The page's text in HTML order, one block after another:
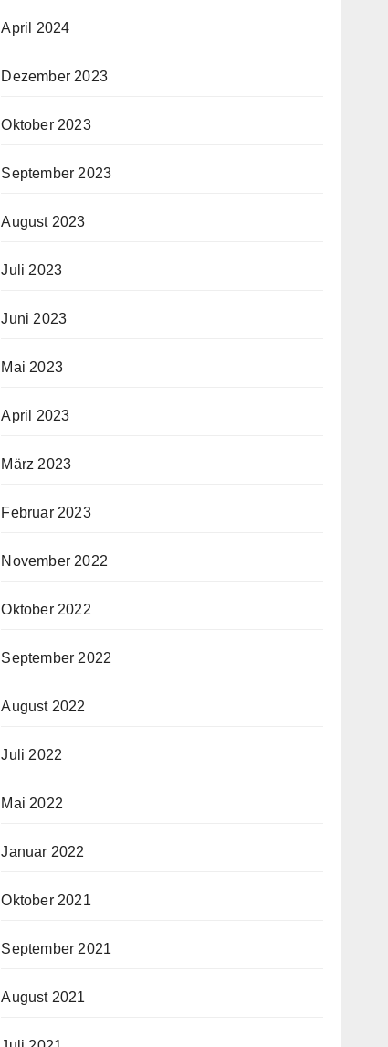
April 2024
Dezember 2023
Oktober 2023
September 2023
August 2023
Juli 2023
Juni 2023
Mai 2023
April 2023
März 2023
Februar 2023
November 2022
Oktober 2022
September 2022
August 2022
Juli 2022
Mai 2022
Januar 2022
Oktober 2021
September 2021
August 2021